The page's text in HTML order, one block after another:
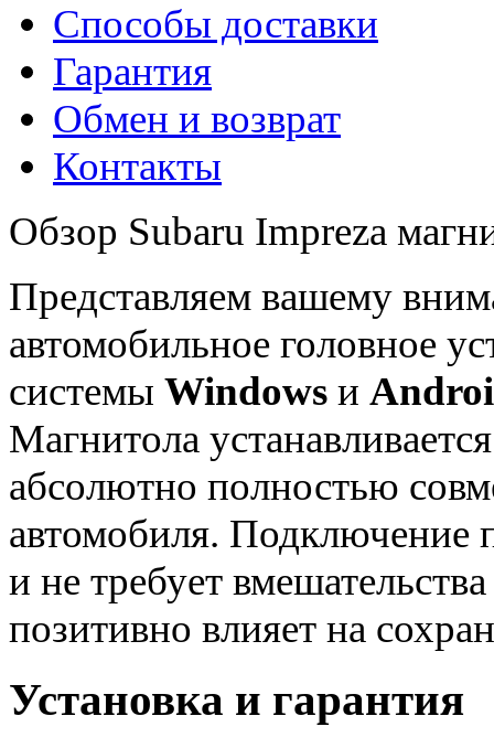
Способы доставки
Гарантия
Обмен и возврат
Контакты
Обзор Subaru Impreza
Представляем вашему
автомобильное головное
системы Windows и
Магнитола
абсолютно полностью
автомобиля.
и не требует
позитивно влияет на
Установка и гарантия